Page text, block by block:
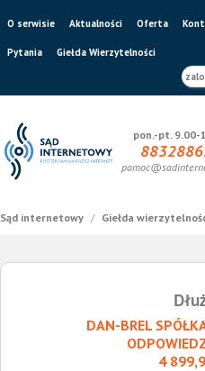
O serwisie Aktualności Oferta
Pytania
Giełda Wierzytelności
pon.-pt. 9.00-
Sąd internetowy / Giełda
DAN-BREL
4